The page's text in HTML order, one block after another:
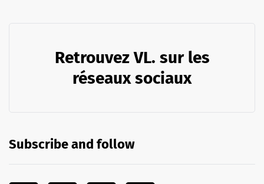
Retrouvez VL. sur les
réseaux sociaux
Subscribe and follow